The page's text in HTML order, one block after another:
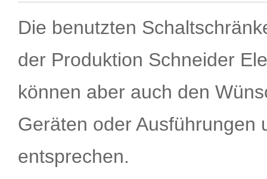
Die benutzten
der Produktion Schneider
können aber auch den
Geräten oder Ausführungen
entsprechen.